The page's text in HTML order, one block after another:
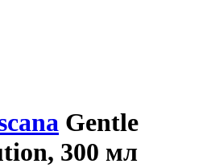
Gentle
300 мл